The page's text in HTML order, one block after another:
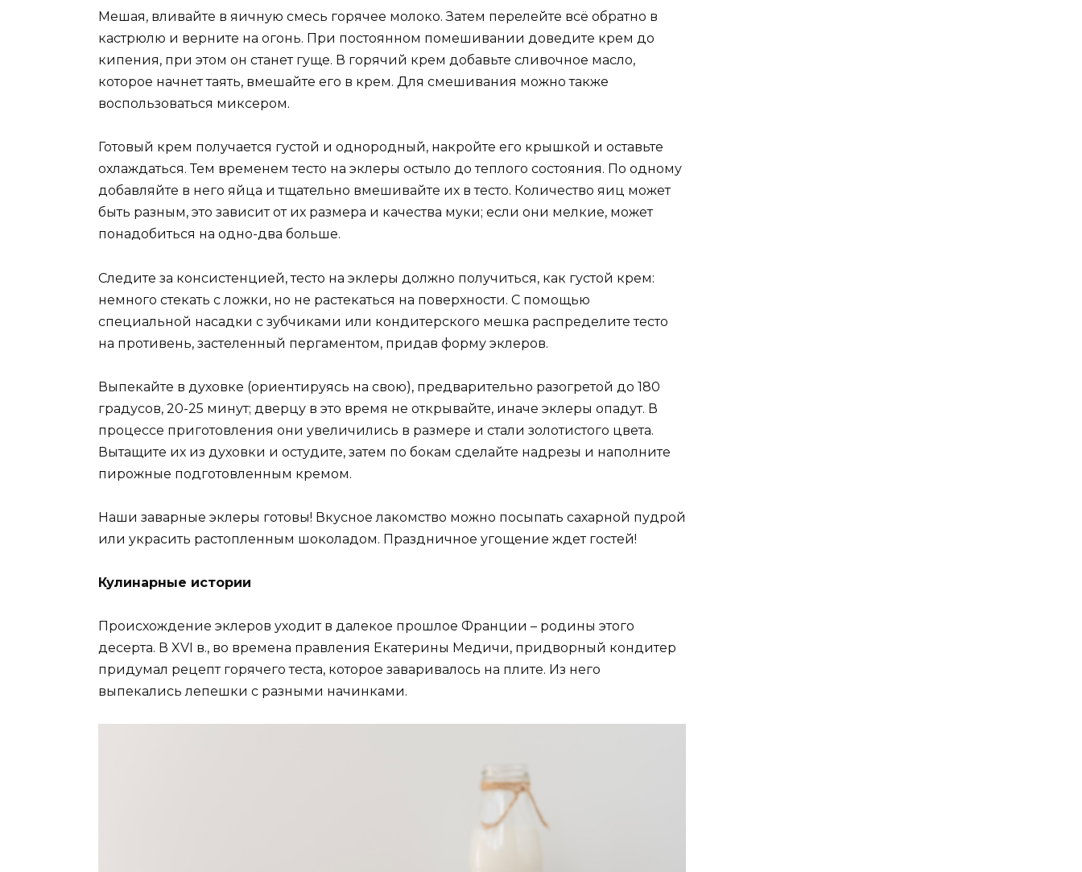
Мешая, вливайте в яичную смесь горячее молоко. Затем перелейте всё обратно в
кастрюлю и верните на огонь. При постоянном помешивании доведите крем до
кипения, при этом он станет гуще. В горячий крем добавьте сливочное масло,
которое начнет таять, вмешайте его в крем. Для смешивания можно также
воспользоваться миксером.
Готовый крем получается густой и однородный, накройте его крышкой и оставьте
охлаждаться. Тем временем тесто на эклеры остыло до теплого состояния. По одному
добавляйте в него яйца и тщательно вмешивайте их в тесто. Количество яиц может
быть разным, это зависит от их размера и качества муки; если они мелкие, может
понадобиться на одно-два больше.
Следите за консистенцией, тесто на эклеры должно получиться, как густой крем:
немного стекать с ложки, но не растекаться на поверхности. С помощью
специальной насадки с зубчиками или кондитерского мешка распределите тесто
на противень, застеленный пергаментом, придав форму эклеров.
Выпекайте в духовке (ориентируясь на свою), предварительно разогретой до 180
градусов, 20-25 минут; дверцу в это время не открывайте, иначе эклеры опадут. В
процессе приготовления они увеличились в размере и стали золотистого цвета.
Вытащите их из духовки и остудите, затем по бокам сделайте надрезы и наполните
пирожные подготовленным кремом.
Наши заварные эклеры готовы! Вкусное лакомство можно посыпать сахарной пудрой
или украсить растопленным шоколадом. Праздничное угощение ждет гостей!
Кулинарные истории
Происхождение эклеров уходит в далекое прошлое Франции – родины этого
десерта. В XVI в., во времена правления Екатерины Медичи, придворный кондитер
придумал рецепт горячего теста, которое заваривалось на плите. Из него
выпекались лепешки с разными начинками.